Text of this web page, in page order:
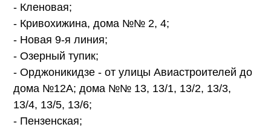
- Кленовая;
- Кривохижина, дома №№ 2, 4;
- Новая 9-я линия;
- Озерный тупик;
- Орджоникидзе - от улицы Авиастроителей до
дома №12А; дома №№ 13, 13/1, 13/2, 13/3,
13/4, 13/5, 13/6;
- Пензенская;